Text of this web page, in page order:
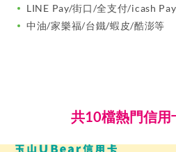
LINE Pay/街口/全支付/icash Pay
中油/家樂福/台鐵/蝦皮/酷澎等
共10檔熱門信用